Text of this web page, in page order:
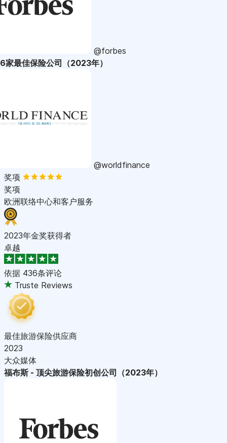
@forbes
家最佳保险公司（2023年）
@worldfinance
奖项
奖项
欧洲联络中心和客户服务
2023年金奖获得者
卓越
依据 436条评论
Truste Reviews
最佳旅游保险供应商
2023
大众媒体
福布斯 - 顶尖旅游保险初创公司（2023年）